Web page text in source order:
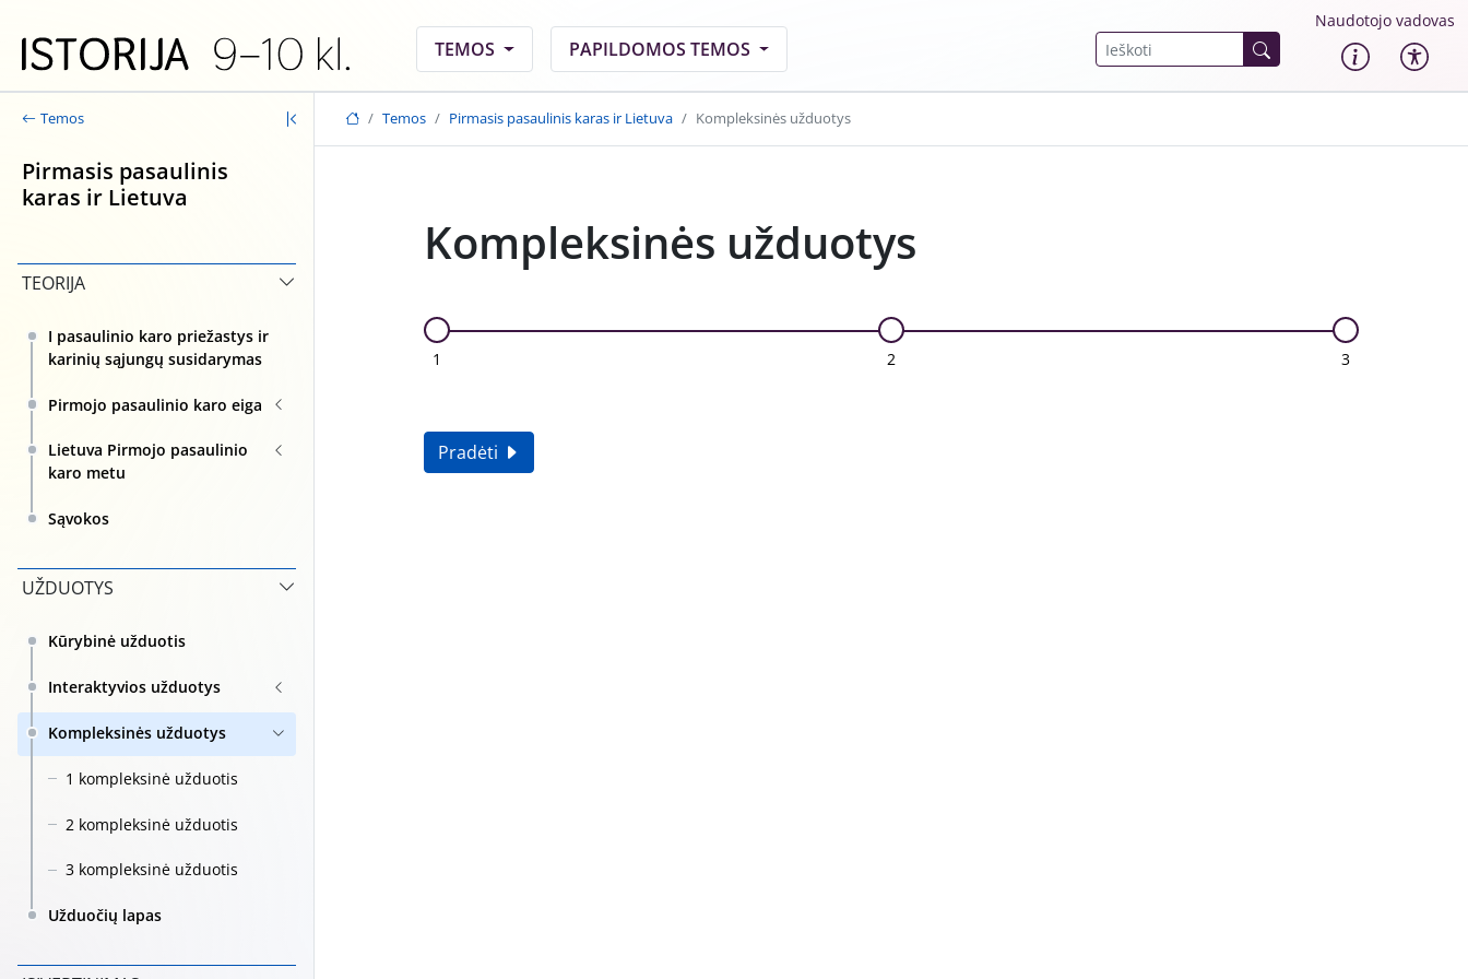
TEMOS
PAPILDOMOS TEMOS
Naudotojo vadovas
Temos
Pirmasis pasaulinis
karas ir Lietuva
TEORIJA
I pasaulinio karo priežastys ir
karinių sąjungų susidarymas
Pirmojo pasaulinio karo eiga
Lietuva Pirmojo pasaulinio
karo metu
Sąvokos
UŽDUOTYS
Kūrybinė užduotis
Interaktyvios užduotys
Kompleksinės užduotys
1 kompleksinė užduotis
2 kompleksinė užduotis
3 kompleksinė užduotis
Užduočių lapas
Temos Pirmasis pasaulinis karas ir Lietuva Kompleksinės užduotys
Kompleksinės užduotys
1 2 3
Pradėti